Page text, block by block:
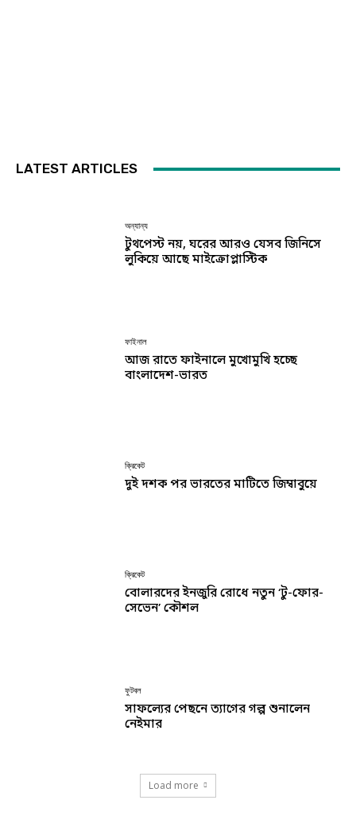
LATEST ARTICLES
অন্যান্য
টুথপেস্ট নয়, ঘরের আরও যেসব জিনিসে
লুকিয়ে আছে মাইক্রোপ্লাস্টিক
ফাইনাল
আজ রাতে ফাইনালে মুখোমুখি হচ্ছে
বাংলাদেশ-ভারত
ক্রিকেট
দুই দশক পর ভারতের মাটিতে জিম্বাবুয়ে
ক্রিকেট
বোলারদের ইনজুরি রোধে নতুন ‘টু-ফোর-
সেভেন’ কৌশল
ফুটবল
সাফল্যের পেছনে ত্যাগের গল্প শুনালেন
নেইমার
Load more